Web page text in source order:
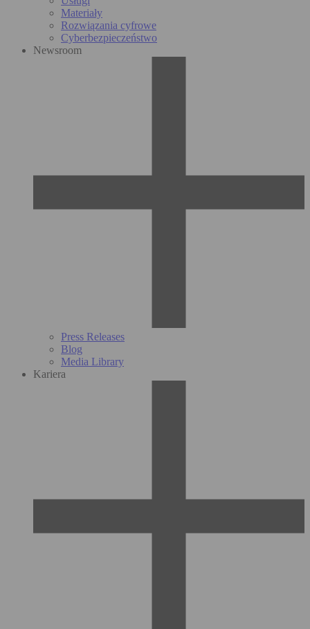
Materiały
Rozwiązania cyfrowe
Cyberbezpieczeństwo
Newsroom
Press Releases
Blog
Media Library
Kariera